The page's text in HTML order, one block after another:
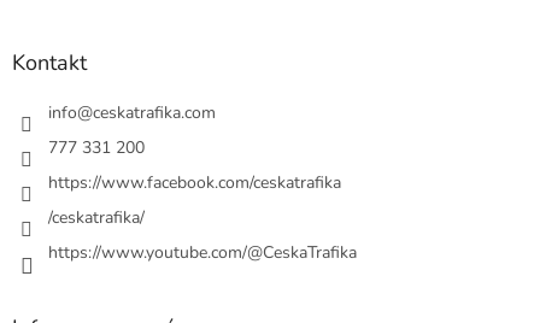
Kontakt
info@ceskatrafika.com
777 331 200
https://www.facebook.com/ceskatrafika
/ceskatrafika/
https://www.youtube.com/@CeskaTrafika